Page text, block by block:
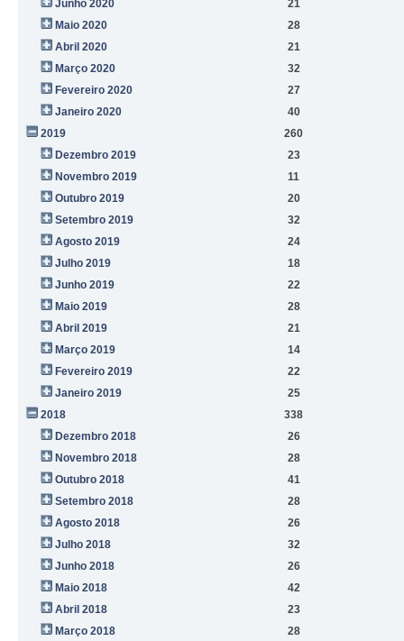
Junho 2020
21
Maio 2020
28
Abril 2020
21
Março 2020
32
Fevereiro 2020
27
Janeiro 2020
40
2019
260
Dezembro 2019
23
Novembro 2019
11
Outubro 2019
20
Setembro 2019
32
Agosto 2019
24
Julho 2019
18
Junho 2019
22
Maio 2019
28
Abril 2019
21
Março 2019
14
Fevereiro 2019
22
Janeiro 2019
25
2018
338
Dezembro 2018
26
Novembro 2018
28
Outubro 2018
41
Setembro 2018
28
Agosto 2018
26
Julho 2018
32
Junho 2018
26
Maio 2018
42
Abril 2018
23
Março 2018
28